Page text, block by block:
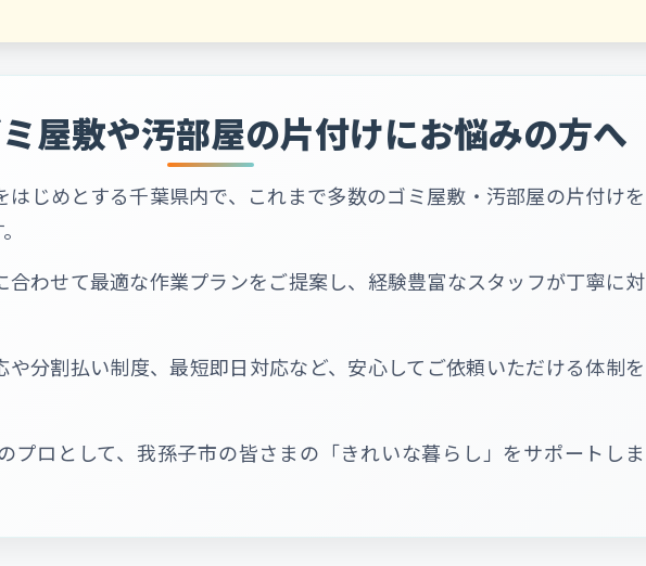
屋敷や汚部屋の片付けにお悩みの方へ
はじめとする千葉県内で、これまで多数のゴミ屋敷・汚部屋の片付けを
合わせて最適な作業プランをご提案し、経験豊富なスタッフが丁寧に対
や分割払い制度、最短即日対応など、安心してご依頼いただける体制を
プロとして、我孫子市の皆さまの「きれいな暮らし」をサポートしま